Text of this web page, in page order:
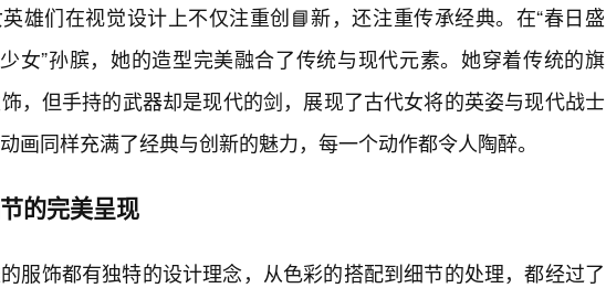
雄们在视觉设计上不仅注重创📘新，还注重传承经典。在“春日盛
女”孙膑，她的造型完美融合了传统与现代元素。她穿着传统的旗
，但手持的武器却是现代的剑，展现了古代女将的英姿与现代战士
画同样充满了经典与创新的魅力，每一个动作都令人陶醉。
的完美呈现
服饰都有独特的设计理念，从色彩的搭配到细节的处理，都经过了